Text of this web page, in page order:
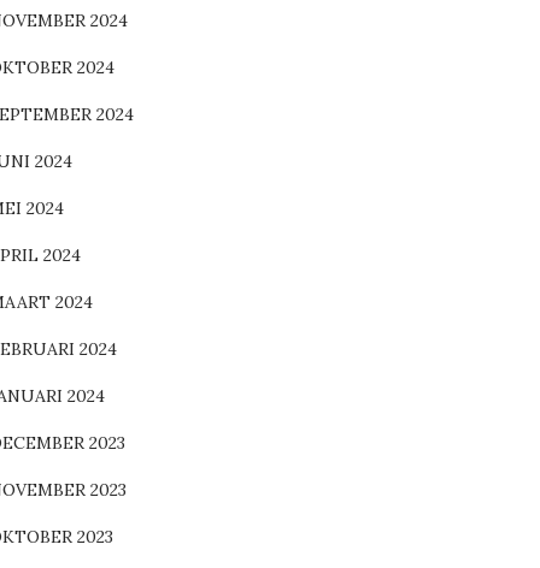
2024
2024
2024
2024
2024
2024
2024
2024
2024
2023
2023
2023